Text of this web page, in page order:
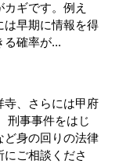
ギです。例え
は早期に情報を得
る確率が...
寺、さらには甲府
刑事事件をはじ
ど身の回りの法律
ご相談くださ